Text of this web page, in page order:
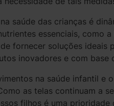
saúde das crianças é
essenciais, como a
fornecer soluções ideais
inovadores e com base
na saúde infantil e
as telas continuam a
filhos é uma prioridade